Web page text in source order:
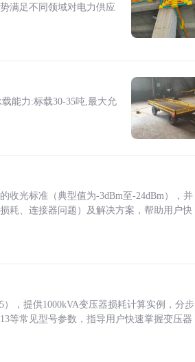
满足不同领域对电力供应
能力:标载30-35吨,最大允
收光标准（典型值为-3dBm至-24dBm），并
耗、连接器问题）及解决方案，帮助用户快
，提供1000kVA变压器损耗计算实例，分步
等常见型号参数，指导用户快速掌握变压器